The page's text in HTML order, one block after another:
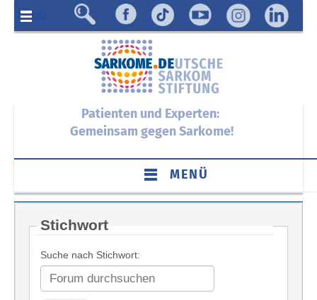
Menü
Patienten und Experten:
Gemeinsam gegen Sarkome!
MENÜ
Stichwort
Suche nach Stichwort: